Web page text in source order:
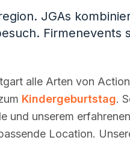
JGAs
Firmenevents
alle Arten von
Kindergeburtstag.
und unserem
Location.